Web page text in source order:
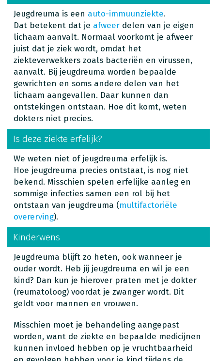
Jeugdreuma is een auto-immuunziekte.
Dat betekent dat je afweer delen van je eigen
lichaam aanvalt. Normaal voorkomt je afweer
juist dat je ziek wordt, omdat het
ziekteverwekkers zoals bacteriën en virussen,
aanvalt. Bij jeugdreuma worden bepaalde
gewrichten en soms andere delen van het
lichaam aangevallen. Daar kunnen dan
ontstekingen ontstaan. Hoe dit komt, weten
dokters niet precies.
Is deze ziekte erfelijk?
We weten niet of jeugdreuma erfelijk is.
Hoe jeugdreuma precies ontstaat, is nog niet
bekend. Misschien spelen erfelijke aanleg en
sommige infecties samen een rol bij het
ontstaan van jeugdreuma (multifactoriële
overerving).
Kinderwens
Jeugdreuma blijft zo heten, ook wanneer je
ouder wordt. Heb jij jeugdreuma en wil je een
kind? Dan kun je hierover praten met je dokter
(reumatoloog) voordat je zwanger wordt. Dit
geldt voor mannen en vrouwen.
Misschien moet je behandeling aangepast
worden, want de ziekte en bepaalde medicijnen
kunnen invloed hebben op je vruchtbaarheid